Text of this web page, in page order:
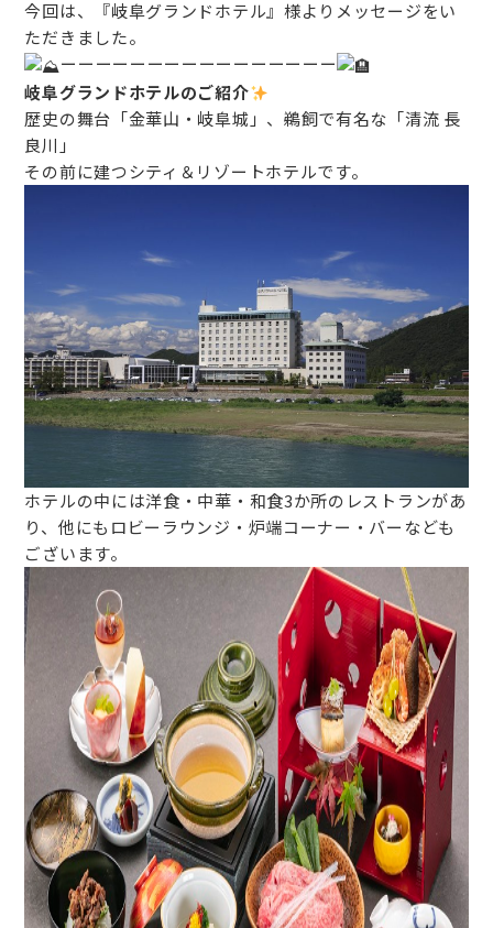
今回は、『岐阜グランドホテル』様よりメッセージをい
ただきました。
ーーーーーーーーーーーーーーーー
岐阜グランドホテルのご紹介
歴史の舞台「金華山・岐阜城」、鵜飼で有名な「清流 長
良川」
その前に建つシティ＆リゾートホテルです。
ホテルの中には洋食・中華・和食3か所のレストランがあ
り、他にもロビーラウンジ・炉端コーナー・バーなども
ございます。